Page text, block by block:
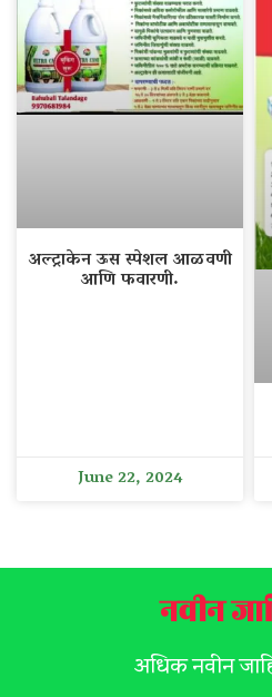
अल्ट्राकेन ऊस स्पेशल आळवणी
आणि फवारणी.
June 22, 2024
नवीन
अधिक नवीन